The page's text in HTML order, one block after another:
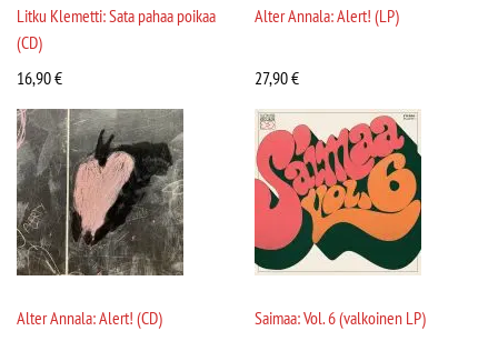
Litku Klemetti: Sata pahaa poikaa
(CD)
16,90€
Alter Annala: Alert! (LP)
27,90€
Alter Annala: Alert! (CD)
Saimaa: Vol. 6 (valkoinen LP)